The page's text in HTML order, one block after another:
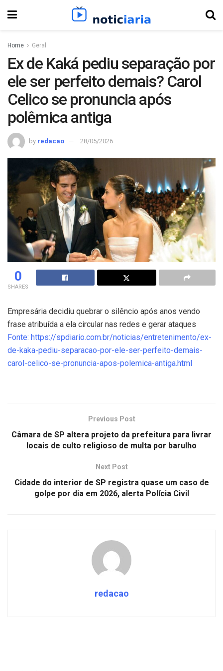
Home Geral
Ex de Kaká pediu separação por
ele ser perfeito demais? Carol
Celico se pronuncia após
polêmica antiga
by redacao 28/05/2026
0
SHARES
Empresária decidiu quebrar o silêncio após anos vendo
frase atribuída a ela circular nas redes e gerar ataques
Fonte: https://spdiario.com.br/noticias/entretenimento/ex-
de-kaka-pediu-separacao-por-ele-ser-perfeito-demais-
carol-celico-se-pronuncia-apos-polemica-antiga.html
Previous Post
Câmara de SP altera projeto da prefeitura para livrar
locais de culto religioso de multa por barulho
Next Post
Cidade do interior de SP registra quase um caso de
golpe por dia em 2026, alerta Polícia Civil
redacao